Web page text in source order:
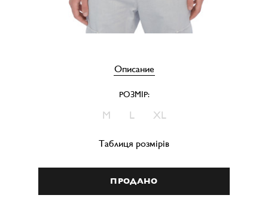
Описание
РОЗМІР:
M L XL
Таблиця розмірів
ПРОДАНО